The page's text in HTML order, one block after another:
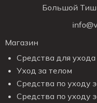
Большой
Магазин
Средства для
Уход за телом
Средства по уходу
Средства по уходу